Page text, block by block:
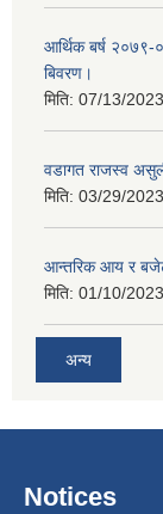
आर्थिक बर्ष २०७९-
बिवरण।
मिति: 07/13/
वडागत राजस्व
मिति: 03/29/
आन्तरिक आय र बजेट
मिति: 01/10/
अन्य
Notices